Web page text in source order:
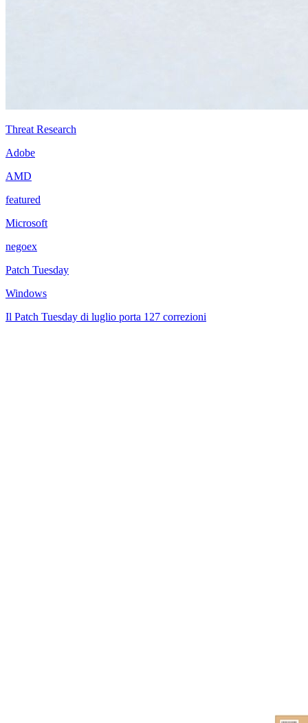
Threat Research
Adobe
AMD
featured
Microsoft
negoex
Patch Tuesday
Windows
Il Patch Tuesday di luglio porta 127 correzioni